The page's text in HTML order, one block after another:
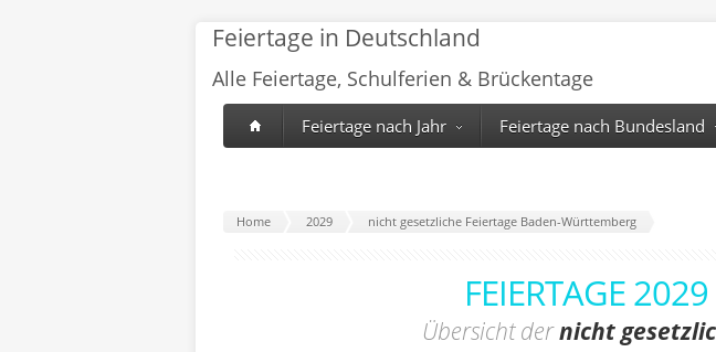
Feiertage in Deutschland
Alle Feiertage, Schulferien & Brückentage
Feiertage nach Jahr Feiertage nach Bundesland
Home 2029 nicht gesetzliche Feiertage Baden-Württemberg
FEIERTAGE 2029
Übersicht dernicht